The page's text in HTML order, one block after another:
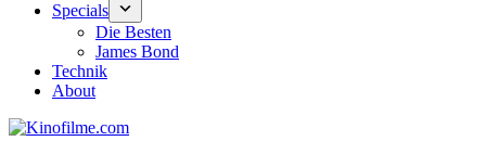
Specials
Die Besten
James Bond
Technik
About